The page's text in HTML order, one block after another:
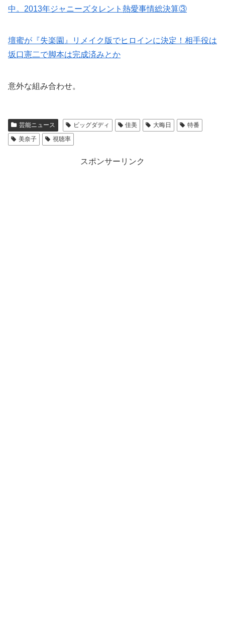
中。2013年ジャニーズタレント熱愛事情総決算③
壇蜜が『失楽園』リメイク版でヒロインに決定！相手役は
坂口憲二で脚本は完成済みとか
意外な組み合わせ。
芸能ニュース ビッグダディ 佳美 大晦日
特番
美奈子
視聴率
スポンサーリンク